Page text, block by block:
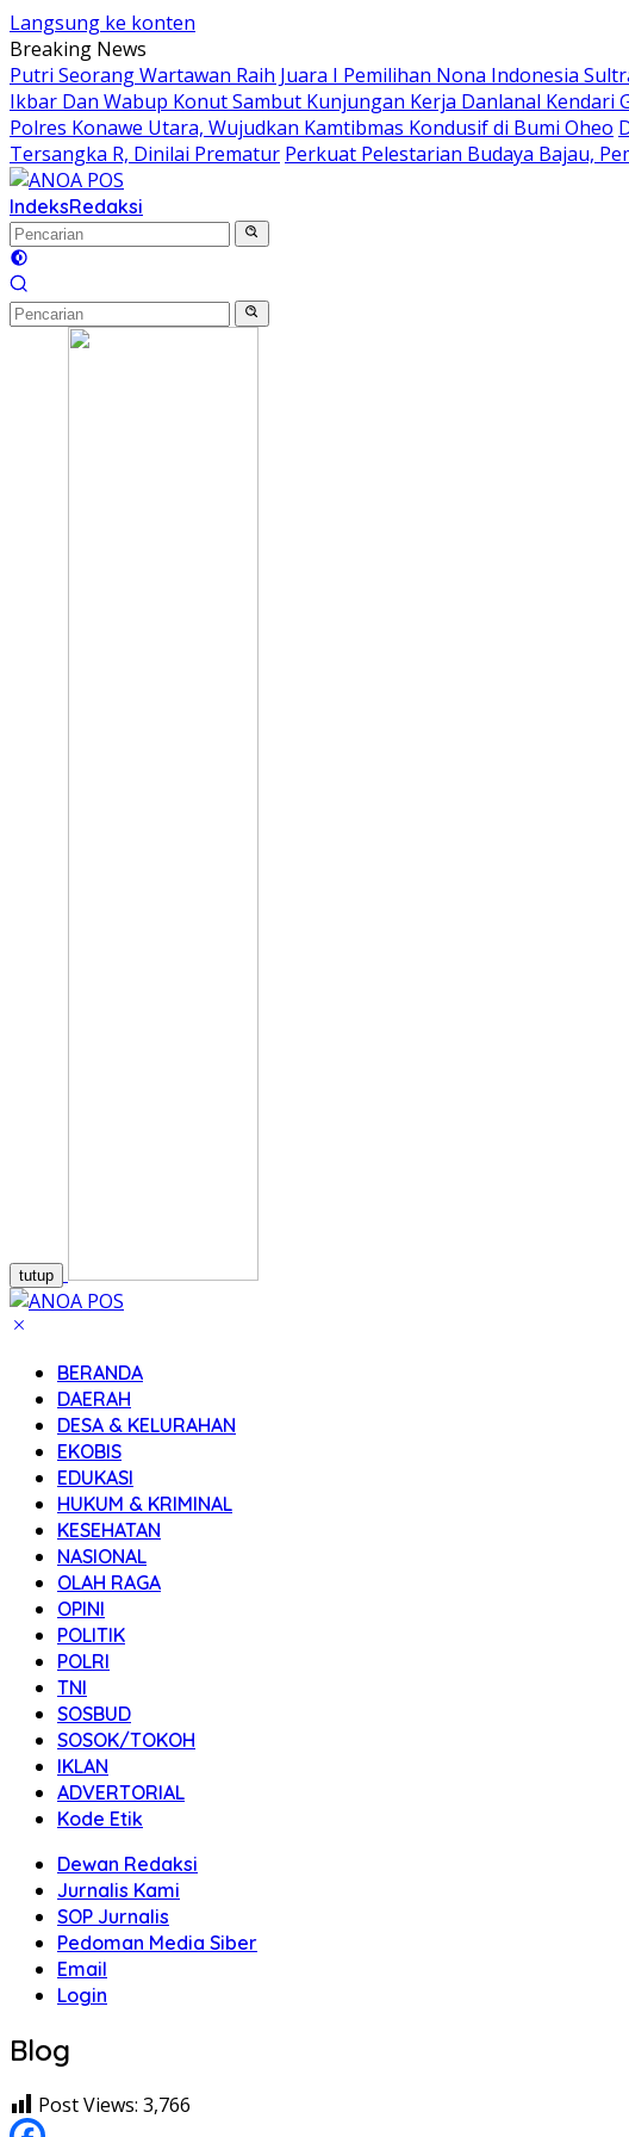
Langsung ke konten
Breaking News
Putri Seorang Wartawan ‎Raih Juara I Pemilihan Nona Indonesia
Ikbar Dan Wabup Konut Sambut Kunjungan Kerja Danlanal
Polres Konawe Utara, Wujudkan Kamtibmas Kondusif di Bumi Oheo
Tersangka R, Dinilai Prematur Perkuat Pelestarian Budaya Bajau,
IndeksRedaksi
tutup
BERANDA
DAERAH
DESA & KELURAHAN
EKOBIS
EDUKASI
HUKUM & KRIMINAL
KESEHATAN
NASIONAL
OLAH RAGA
OPINI
POLITIK
POLRI
TNI
SOSBUD
SOSOK/TOKOH
IKLAN
ADVERTORIAL
Kode Etik
Dewan Redaksi
Jurnalis Kami
SOP Jurnalis
Pedoman Media Siber
Email
Login
Blog
Post Views: 3,766